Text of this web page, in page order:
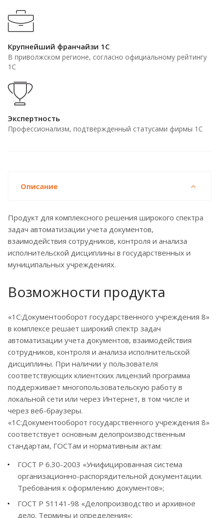
Крупнейший франчайзи 1С
В приволжском регионе, согласно официальному рейтингу
1С
Экспертность
Профессионализм, подтвержденный статусами фирмы 1С
Описание
Продукт для комплексного решения широкого спектра
задач автоматизации учета документов,
взаимодействия сотрудников, контроля и анализа
исполнительской дисциплины в государственных и
муниципальных учреждениях.
Возможности продукта
«1С:Документооборот государственного учреждения 8»
в комплексе решает широкий спектр задач
автоматизации учета документов, взаимодействия
сотрудников, контроля и анализа исполнительской
дисциплины. При наличии у пользователя
соответствующих клиентских лицензий программа
поддерживает многопользовательскую работу в
локальной сети или через Интернет, в том числе и
через веб-браузеры.
«1С:Документооборот государственного учреждения 8»
соответствует основным делопроизводственным
стандартам, ГОСТам и нормативным актам:
ГОСТ Р 6.30-2003 «Унифицированная система
организационно-распорядительной документации.
Требования к оформлению документов»;
ГОСТ Р 51141-98 «Делопроизводство и архивное
дело. Термины и определения»;